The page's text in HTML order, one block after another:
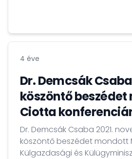
a villamos energia és
4 éve
Dr. Demcsák
köszöntő
Ciotta
Dr. Demcsák Csaba 2021.
köszöntő beszédet mondott
Külgazdasági és